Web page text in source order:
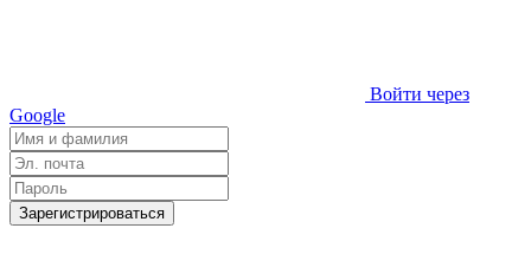
Войти через
Google
Зарегистрироваться